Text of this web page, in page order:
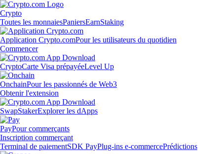
Crypto
Toutes les monnaiesPaniersEarnStaking
Application Crypto.comPour les utilisateurs du quotidien
Commencer
CryptoCarte Visa prépayéeLevel Up
OnchainPour les passionnés de Web3
Obtenir l'extension
SwapStakerExplorer les dApps
PayPour commerçants
Inscription commerçant
Terminal de paiementSDK PayPlug-ins e-commercePrédictions